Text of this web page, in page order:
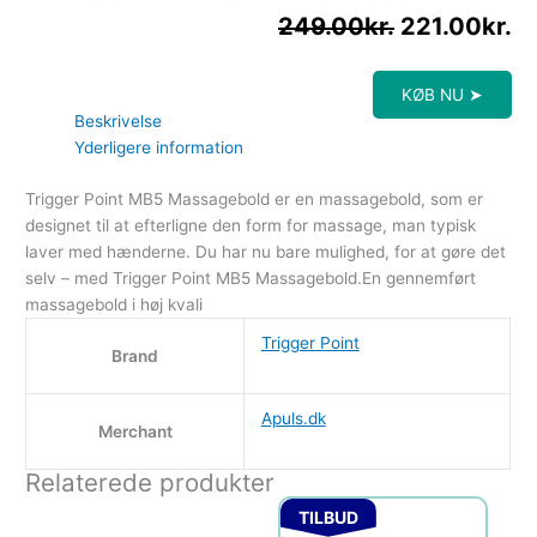
249.00kr. 221.00kr.
KØB NU ➤
Beskrivelse
Yderligere information
Trigger Point MB5 Massagebold er en massagebold, som er
designet til at efterligne den form for massage, man typisk
laver med hænderne. Du har nu bare mulighed, for at gøre det
selv – med Trigger Point MB5 Massagebold.En gennemført
massagebold i høj kvali
Brand
Trigger Point
Merchant
Apuls.dk
Relaterede produkter
TILBUD
Den oprindelige pris var:
Den aktuelle